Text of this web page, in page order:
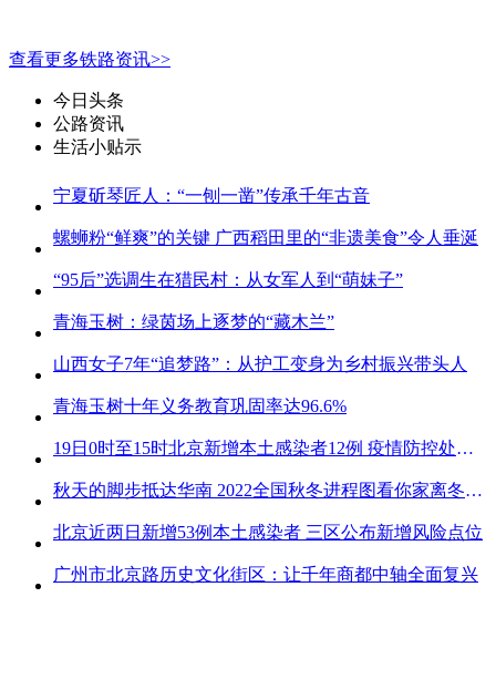
查看更多铁路资讯>>
今日头条
公路资讯
生活小贴示
宁夏斫琴匠人：“一刨一凿”传承千年古音
螺蛳粉“鲜爽”的关键 广西稻田里的“非遗美食”令人垂涎
“95后”选调生在猎民村：从女军人到“萌妹子”
青海玉树：绿茵场上逐梦的“藏木兰”
山西女子7年“追梦路”：从护工变身为乡村振兴带头人
青海玉树十年义务教育巩固率达96.6%
19日0时至15时北京新增本土感染者12例 疫情防控处关键时刻
秋天的脚步抵达华南 2022全国秋冬进程图看你家离冬天有多远
北京近两日新增53例本土感染者 三区公布新增风险点位
广州市北京路历史文化街区：让千年商都中轴全面复兴